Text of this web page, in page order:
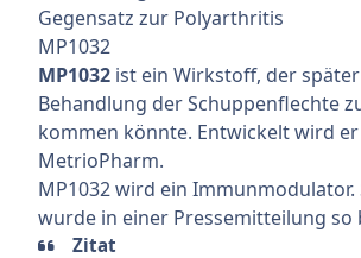
Gegensatz zur Polyarthritis
MP1032
MP1032 ist ein Wirkstoff, der
Behandlung der Schuppenflechte
kommen könnte. Entwickelt wird
MetrioPharm.
MP1032 wird ein Immunmodulator.
wurde in einer Pressemitteilung so
Zitat